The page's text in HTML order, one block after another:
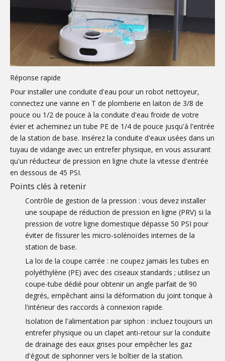
Réponse rapide
Pour installer une conduite d'eau pour un robot nettoyeur,
connectez une vanne en T de plomberie en laiton de 3/8 de
pouce ou 1/2 de pouce à la conduite d'eau froide de votre
évier et acheminez un tube PE de 1/4 de pouce jusqu'à l'entrée
de la station de base. Insérez la conduite d'eaux usées dans un
tuyau de vidange avec un entrefer physique, en vous assurant
qu'un réducteur de pression en ligne chute la vitesse d'entrée
en dessous de 45 PSI.
Points clés à retenir
Contrôle de gestion de la pression : vous devez installer
une soupape de réduction de pression en ligne (PRV) si la
pression de votre ligne domestique dépasse 50 PSI pour
éviter de fissurer les micro-solénoïdes internes de la
station de base.
La loi de la coupe carrée : ne coupez jamais les tubes en
polyéthylène (PE) avec des ciseaux standards ; utilisez un
coupe-tube dédié pour obtenir un angle parfait de 90
degrés, empêchant ainsi la déformation du joint torique à
l'intérieur des raccords à connexion rapide.
Isolation de l'alimentation par siphon : incluez toujours un
entrefer physique ou un clapet anti-retour sur la conduite
de drainage des eaux grises pour empêcher les gaz
d'égout de siphonner vers le boîtier de la station.